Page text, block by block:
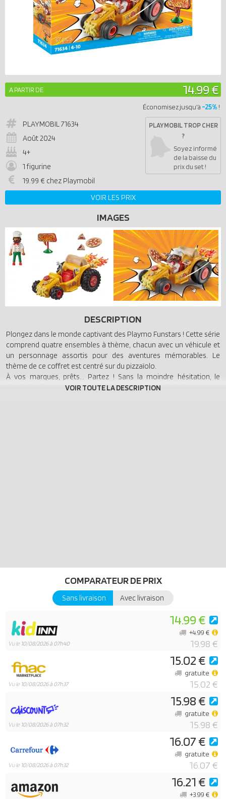
A PARTIR DE 14.99 €
Économisez jusqu'à -25% !
PLAYMOBIL71634
Août 2024
4+
1 figurine
19.99 € chez Playmobil
PLAYMOBIL TROP CHER
?
Soyez informé
de la baisse du
prix du set !
VOIR LES PRIX
IMAGES
DESCRIPTION
Plongez dans le monde captivant des Playmo Funstars ! Cette série
comprend quatre ensembles à thème, chacun avec un véhicule et
un personnage assortis pour des aventures mémorables. Le
thème de ce coffret est centré sur du pizzaïolo.
À vos marques, prêts... Partez ! Sans la moindre hésitation, le
pizzaiolo démarre son kart fraîchement cuit, équipé d'un moteur
COMPARATEUR DE PRIX
Sans livraison Avec livraison
Vu le 10/08/2026 à 07h40
14.99 €
19.98 €
+4.99 €
Vu le 10/08/2026 à 07h37
15.02 €
15.02 €
gratuite
Vu le 10/08/2026 à 07h32
15.98 €
15.98 €
gratuite
Vu le 10/08/2026 à 07h32
16.07 €
16.07 €
gratuite
16.21 €
+3.99 €